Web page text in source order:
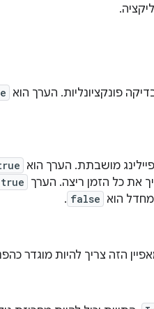
פונקציונליות. הערך הוא
מושבתת. הערך הוא
את כל הזמן ריצה. הערך true
הוא false
.
הזה צריך להיות מוגדר